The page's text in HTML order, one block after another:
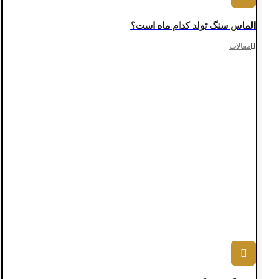
الماس سنگ تولد کدام ماه است؟
مقالات